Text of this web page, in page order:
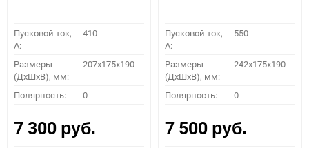
Пусковой ток,
A:
410
Размеры
(ДхШхВ), мм:
207x175x190
Полярность: 0
7 300 руб.
Пусковой ток,
A:
550
Размеры
(ДхШхВ), мм:
242x175x190
Полярность: 0
7 500 руб.